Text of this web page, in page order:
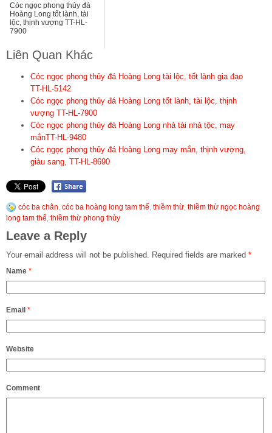
Cóc ngọc phong thủy đá
Hoàng Long tốt lành, tài
lộc, thịnh vượng TT-HL-
7900
Liên Quan Khác
Cóc ngọc phong thủy đá Hoàng Long tài lộc, tốt lành gia đạo
TT-HL-5142
Cóc ngọc phong thủy đá Hoàng Long tốt lành, tài lộc, thịnh
vượng TT-HL-7900
Cóc ngọc phong thủy đá Hoàng Long nhả tài nhả tộc, may
mắnTT-HL-9480
Cóc ngọc phong thủy đá Hoàng Long may mắn, thịnh vượng,
giàu sang, TT-HL-8690
cóc ba chân, cóc ba hoàng long tam thể, thiềm thừ, thiềm thừ ngọc hoàng
long tam thể, thiềm thừ phong thủy
Leave a Reply
Your email address will not be published. Required fields are marked *
Name *
Email *
Website
Comment